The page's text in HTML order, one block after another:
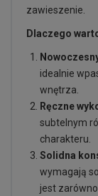
zawieszenie.
Dlaczego
idealnie
wnętrza.
Ręczne
subtelnym
charakteru.
Solidna
wymagają
jest